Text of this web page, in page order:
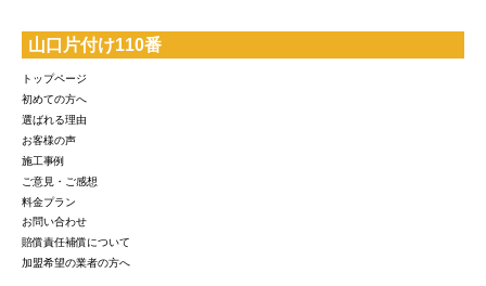
山口片付け110番
トップページ
初めての方へ
選ばれる理由
お客様の声
施工事例
ご意見・ご感想
料金プラン
お問い合わせ
賠償責任補償について
加盟希望の業者の方へ